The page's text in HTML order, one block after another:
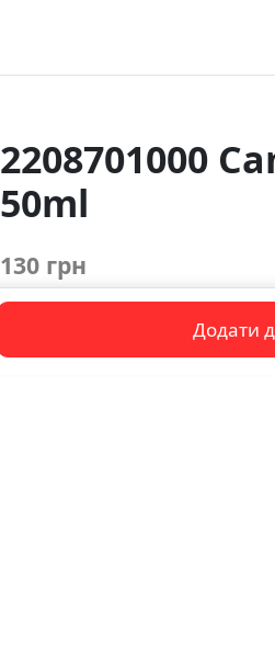
2208701000
50ml
130 грн
Додати